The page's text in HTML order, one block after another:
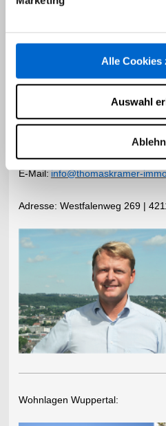
Alle Cookies
Auswahl
Makeln aus Leidenschaft..!
E-Mail:info@thomaskramer-
​Adresse: Westfalenweg 269 |
Wohnlagen Wuppertal: